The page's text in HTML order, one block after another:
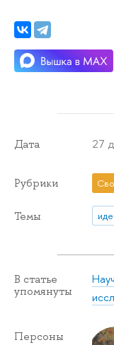
Дата 27
Рубрики
Темы
В статье
упомянуты
Персоны